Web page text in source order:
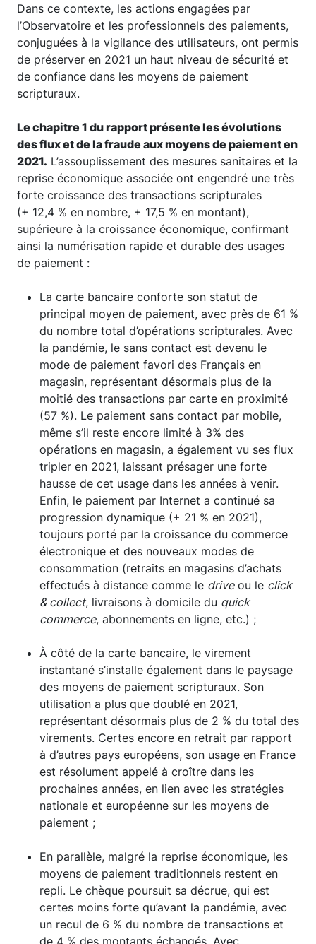
Dans ce contexte, les actions engagées par
l’Observatoire et les professionnels des paiements,
conjuguées à la vigilance des utilisateurs, ont permis
de préserver en 2021 un haut niveau de sécurité et
de confiance dans les moyens de paiement
scripturaux.
Le chapitre 1 du rapport présente les évolutions
des flux et de la fraude aux moyens de paiement en
2021. L’assouplissement des mesures sanitaires et la
reprise économique associée ont engendré une très
forte croissance des transactions scripturales
(+ 12,4 % en nombre, + 17,5 % en montant),
supérieure à la croissance économique, confirmant
ainsi la numérisation rapide et durable des usages
de paiement :
La carte bancaire conforte son statut de
principal moyen de paiement, avec près de 61 %
du nombre total d’opérations scripturales. Avec
la pandémie, le sans contact est devenu le
mode de paiement favori des Français en
magasin, représentant désormais plus de la
moitié des transactions par carte en proximité
(57 %). Le paiement sans contact par mobile,
même s’il reste encore limité à 3% des
opérations en magasin, a également vu ses flux
tripler en 2021, laissant présager une forte
hausse de cet usage dans les années à venir.
Enfin, le paiement par Internet a continué sa
progression dynamique (+ 21 % en 2021),
toujours porté par la croissance du commerce
électronique et des nouveaux modes de
consommation (retraits en magasins d’achats
effectués à distance comme le driveou le click
& collect, livraisons à domicile du quick
commerce, abonnements en ligne, etc.) ;
À côté de la carte bancaire, le virement
instantané s’installe également dans le paysage
des moyens de paiement scripturaux. Son
utilisation a plus que doublé en 2021,
représentant désormais plus de 2 % du total des
virements. Certes encore en retrait par rapport
à d’autres pays européens, son usage en France
est résolument appelé à croître dans les
prochaines années, en lien avec les stratégies
nationale et européenne sur les moyens de
paiement ;
En parallèle, malgré la reprise économique, les
moyens de paiement traditionnels restent en
repli. Le chèque poursuit sa décrue, qui est
certes moins forte qu’avant la pandémie, avec
un recul de 6 % du nombre de transactions et
de 4 % des montants échangés. Avec